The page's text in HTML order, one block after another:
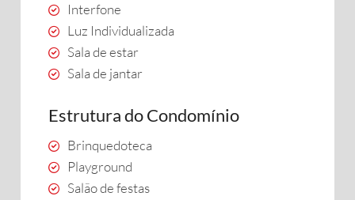
Interfone
Luz Individualizada
Sala de estar
Sala de jantar
Estrutura do Condomínio
Brinquedoteca
Playground
Salão de festas